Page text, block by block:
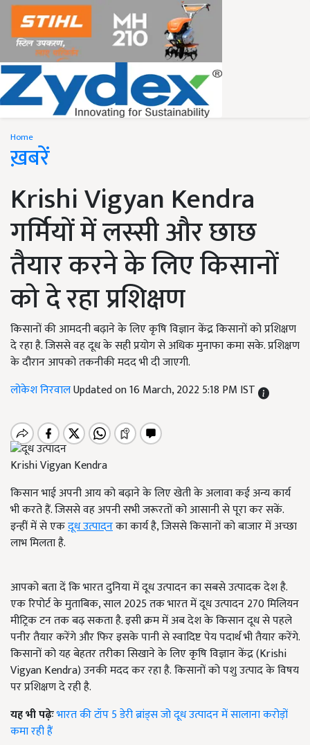
Home
ख़बरें
Krishi Vigyan Kendra
गर्मियों में लस्सी और छाछ
तैयार करने के लिए किसानों
को दे रहा प्रशिक्षण
किसानों की आमदनी बढ़ाने के लिए कृषि विज्ञान केंद्र किसानों को प्रशिक्षण
दे रहा है. जिससे वह दूध के सही प्रयोग से अधिक मुनाफा कमा सके. प्रशिक्षण
के दौरान आपको तकनीकी मदद भी दी जाएगी.
लोकेश निरवालUpdated on 16 March, 2022 5:18 PM IST
Krishi Vigyan Kendra
किसान भाई अपनी आय को बढ़ाने के लिए खेती के अलावा कई अन्य कार्य
भी करते हैं. जिससे वह अपनी सभी जरूरतों को आसानी से पूरा कर सकें.
इन्हीं में से एकदूध उत्पादनका कार्य है, जिससे किसानों को बाजार में अच्छा
लाभ मिलता है.
आपको बता दें कि भारत दुनिया में दूध उत्पादन का सबसे उत्पादक देश है.
एक रिपोर्ट के मुताबिक, साल 2025 तक भारत में दूध उत्पादन 270 मिलियन
मीट्रिक टन तक बढ़ सकता है. इसी क्रम में अब देश के किसान दूध से पहले
पनीर तैयार करेंगे और फिर इसके पानी से स्वादिष्ट पेय पदार्थ भी तैयार करेंगे.
किसानों को यह बेहतर तरीका सिखाने के लिए कृषि विज्ञान केंद्र (Krishi
Vigyan Kendra) उनकी मदद कर रहा है. किसानों को पशु उत्पाद के विषय
पर प्रशिक्षण दे रही है.
यह भी पढ़ेःभारत की टॉप 5 डेरी ब्रांड्स जो दूध उत्पादन में सालाना करोड़ों
कमा रही हैं